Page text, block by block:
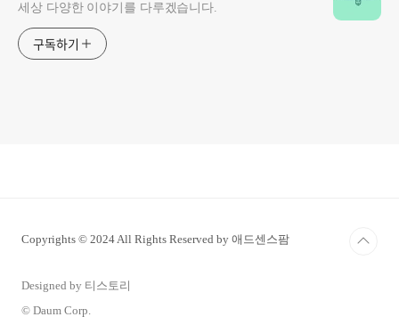
세상 다양한 이야기를 다루겠습니다.
구독하기
Copyrights © 2024 All Rights Reserved by 애드센스팜
Designed by 티스토리
© Daum Corp.